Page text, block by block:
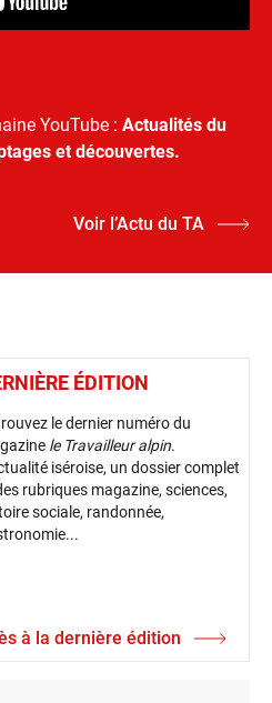
YouTube : Actualités du
et découvertes.
Voir l’Actu du TA
ÉDITION
le dernier numéro du
le Travailleur alpin.
iséroise, un dossier complet
rubriques magazine, sciences,
sociale, randonnée,
à la dernière édition